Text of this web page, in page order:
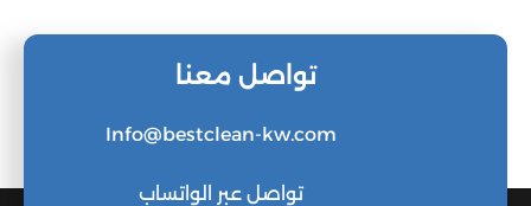
تواصل معنا
Info@bestclean-kw.com
تواصل عبر الواتساب